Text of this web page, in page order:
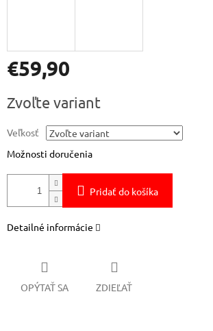
€59,90
cena:
Zvoľte variant
Veľkosť
Možnosti doručenia
Pridať do košíka
Detailné informácie
OPÝTAŤ SA ZDIEĽAŤ